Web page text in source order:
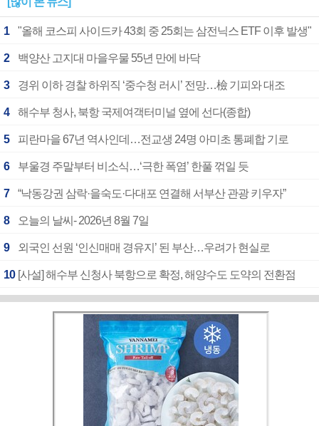
1 "올해 코스피 사이드카 43회 중 25회는 삼전닉스 ETF 이후 발생"
2 백양산 고지대 마을우물 55년 만에 바닥
3 경위 이하 경찰 하위직 ‘중수청 러시’ 전망…檢 기피와 대조
4 해수부 청사, 북항 국제여객터미널 옆에 선다(종합)
5 피란마을 67년 역사인데…전교생 24명 아미초 통폐합 기로
6 부울경 주말부터 비소식…‘극한 폭염’ 한풀 꺾일 듯
7 “낙동강권 삼락·을숙도·다대포 연결해 서부산 관광 키우자”
8 오늘의 날씨- 2026년 8월 7일
9 외국인 선원 ‘인신매매 경유지’ 된 부산…우려가 현실로
10 [사설] 해수부 신청사 북항으로 확정, 해양수도 도약의 전환점